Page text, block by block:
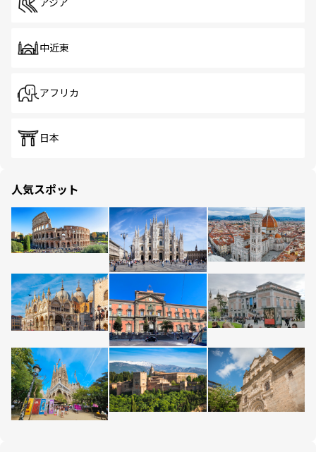
アジア
中近東
アフリカ
日本
人気スポット